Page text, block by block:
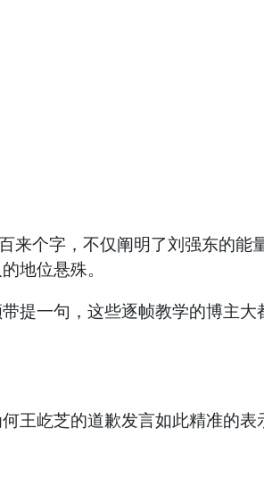
来个字，不仅阐明了刘强东的能
地位悬殊。
一句，这些逐帧教学的博主大
王屹芝的道歉发言如此精准的表